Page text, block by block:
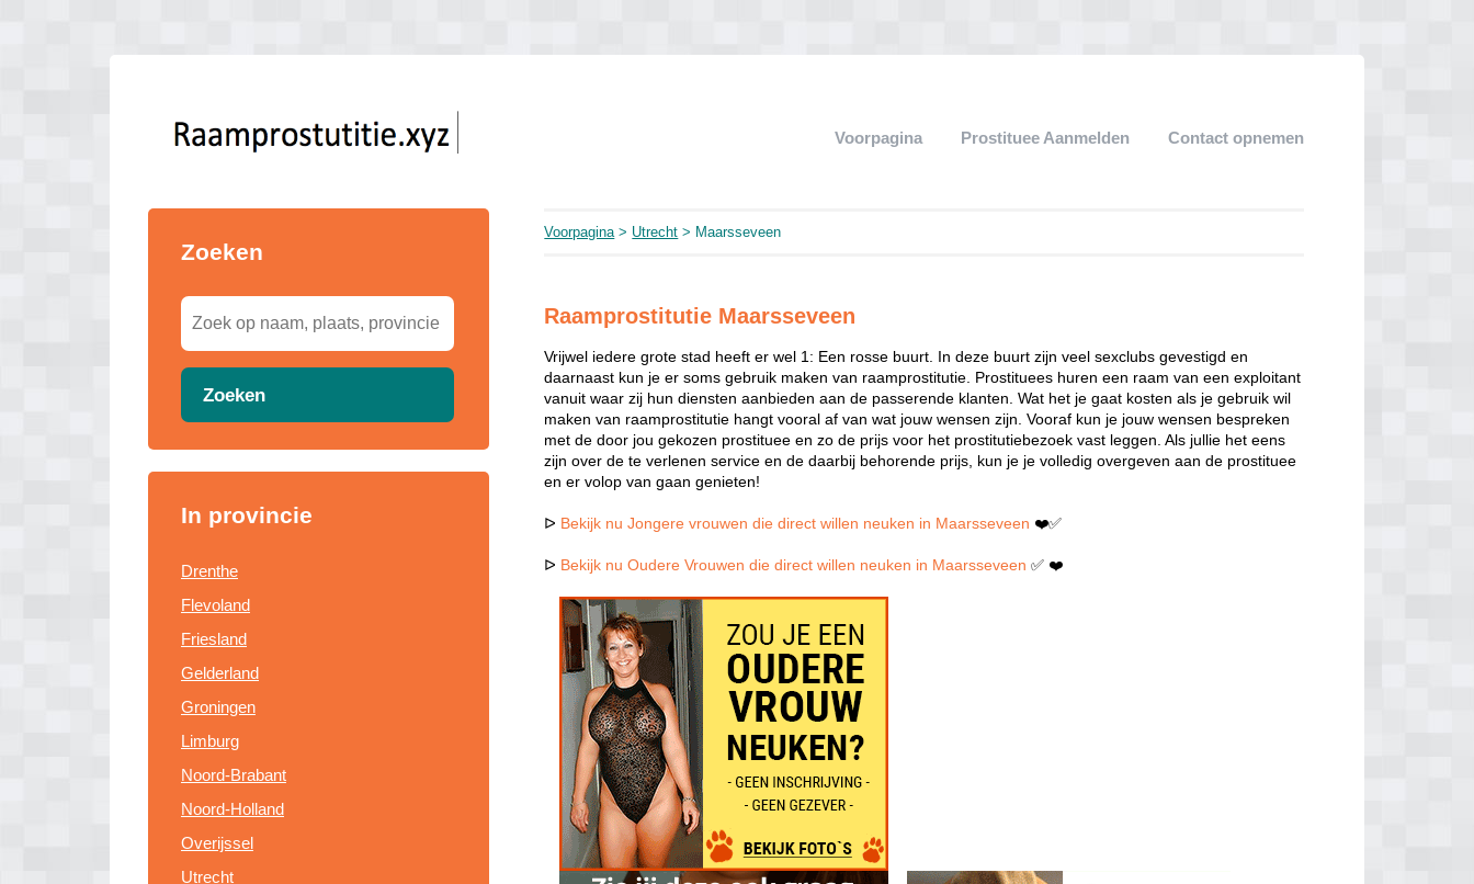
Voorpagina Prostituee Aanmelden Contact opnemen
Zoeken
Zoeken
In provincie
Drenthe
Flevoland
Friesland
Gelderland
Groningen
Limburg
Noord-Brabant
Noord-Holland
Overijssel
Utrecht
Voorpagina> Utrecht > Maarsseveen
Raamprostitutie Maarsseveen
Vrijwel iedere grote stad heeft er wel 1: Een rosse buurt. In deze buurt zijn veel sexclubs gevestigd en
daarnaast kun je er soms gebruik maken van raamprostitutie. Prostituees huren een raam van een exploitant
vanuit waar zij hun diensten aanbieden aan de passerende klanten. Wat het je gaat kosten als je gebruik wil
maken van raamprostitutie hangt vooral af van wat jouw wensen zijn. Vooraf kun je jouw wensen bespreken
met de door jou gekozen prostituee en zo de prijs voor het prostitutiebezoek vast leggen. Als jullie het eens
zijn over de te verlenen service en de daarbij behorende prijs, kun je je volledig overgeven aan de prostituee
en er volop van gaan genieten!
ᐅ Bekijk nu Jongere vrouwen die direct willen neuken in Maarsseveen ❤️✅
ᐅ Bekijk nu Oudere Vrouwen die direct willen neuken in Maarsseveen ✅ ❤️